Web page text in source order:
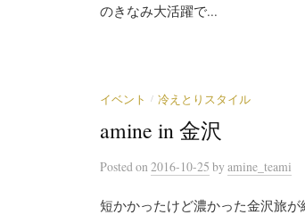
のきなみ大活躍で...
イベント / 冷えとりスタイル
amine in 金沢
Postedon 2016-10-25 by amine_teami
短かかったけど濃かった金沢旅